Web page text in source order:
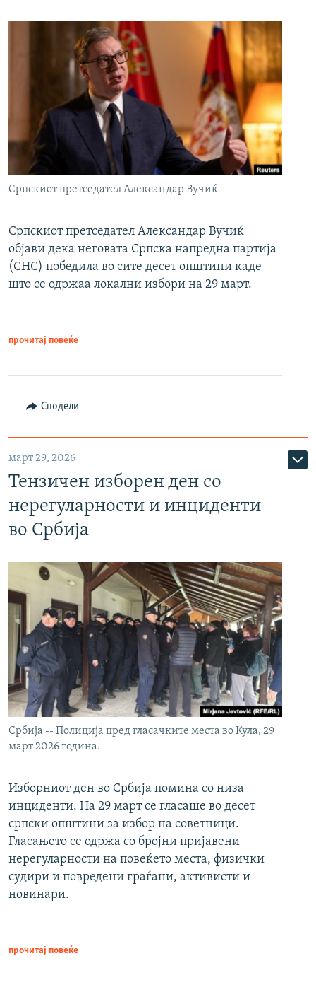
Српскиот претседател Александар Вучиќ
Српскиот претседател Александар Вучиќ
објави дека неговата Српска напредна партија
(СНС) победила во сите десет општини каде
што се одржаа локални избори на 29 март.
прочитај повеќе
Сподели
март 29, 2026
Тензичен изборен ден со
нерегуларности и инциденти
во Србија
Србија -- Полиција пред гласачките места во Кула, 29
март 2026 година.
Изборниот ден во Србија помина со низа
инциденти. На 29 март се гласаше во десет
српски општини за избор на советници.
Гласањето се одржа со бројни пријавени
нерегуларности на повеќето места, физички
судири и повредени граѓани, активисти и
новинари.
прочитај повеќе